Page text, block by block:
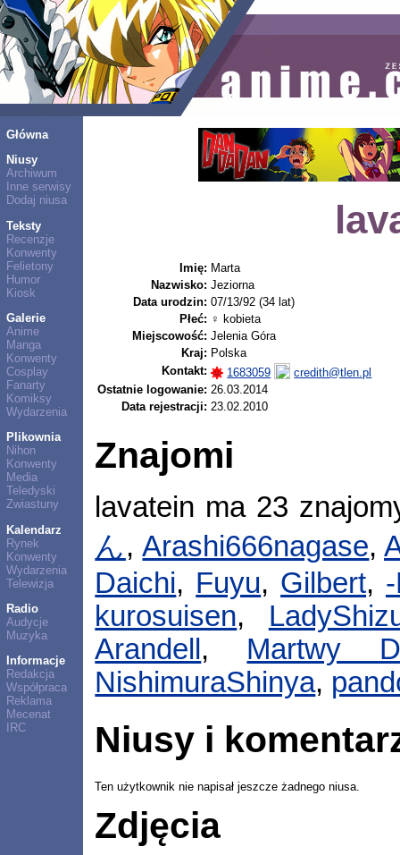
Główna
Niusy
Archiwum
Inne serwisy
Dodaj niusa
Teksty
Recenzje
Konwenty
Felietony
Humor
Kiosk
Galerie
Anime
Manga
Konwenty
Cosplay
Fanarty
Komiksy
Wydarzenia
Plikownia
Nihon
Konwenty
Media
Teledyski
Zwiastuny
Kalendarz
Rynek
Konwenty
Wydarzenia
Telewizja
Radio
Audycje
Muzyka
Informacje
Redakcja
Współpraca
Reklama
Mecenat
IRC
Imię: Marta
Nazwisko: Jeziorna
Data urodzin: 07/13/92 (34 lat)
Płeć: ♀ kobieta
Miejscowość: Jelenia Góra
Kraj: Polska
Kontakt:
1683059
credith@tlen.pl
Ostatnie logowanie: 26.03.2014
Data rejestracji: 23.02.2010
Znajomi
lavatein ma 23
ん,Arashi666nagase,
Daichi, Fuyu, Gilbert,
kurosuisen,
Arandell , Martwy
NishimuraShinya,
Niusy i
Ten użytkownik nie napisał jeszcze żadnego niusa.
Zdjęcia